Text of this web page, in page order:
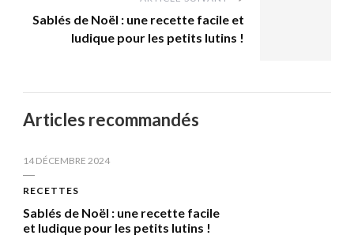
Sablés de Noël : une recette facile et
ludique pour les petits lutins !
Articles recommandés
14 DÉCEMBRE 2024
RECETTES
Sablés de Noël : une recette facile
et ludique pour les petits lutins !